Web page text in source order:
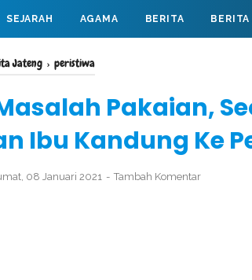
SEJARAH AGAMA BERITA BERITA
Jateng › peristiwa
Pakaian,
Ibu Kandung Ke
08 Januari 2021 Tambah Komentar